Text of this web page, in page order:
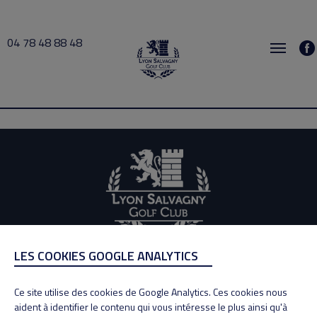
04 78 48 88 48
busy 2026-08-02 09:00 → 2026-08-02 09:30
ADRESSE
69890 La Tour de Salvagny
Tél : 04 78 48 88 48
LES COOKIES GOOGLE ANALYTICS
Ce site utilise des cookies de Google Analytics. Ces cookies nous
aident à identifier le contenu qui vous intéresse le plus ainsi qu'à